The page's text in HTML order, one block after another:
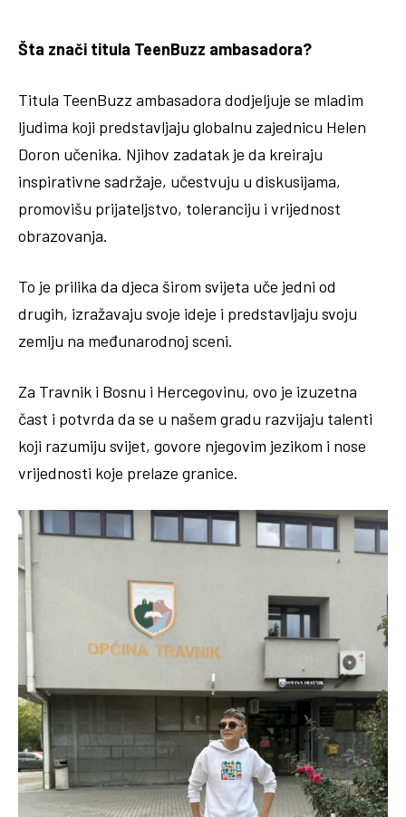
Šta znači titula TeenBuzz ambasadora?
Titula TeenBuzz ambasadora dodjeljuje se mladim
ljudima koji predstavljaju globalnu zajednicu Helen
Doron učenika. Njihov zadatak je da kreiraju
inspirativne sadržaje, učestvuju u diskusijama,
promovišu prijateljstvo, toleranciju i vrijednost
obrazovanja.
To je prilika da djeca širom svijeta uče jedni od
drugih, izražavaju svoje ideje i predstavljaju svoju
zemlju na međunarodnoj sceni.
Za Travnik i Bosnu i Hercegovinu, ovo je izuzetna
čast i potvrda da se u našem gradu razvijaju talenti
koji razumiju svijet, govore njegovim jezikom i nose
vrijednosti koje prelaze granice.